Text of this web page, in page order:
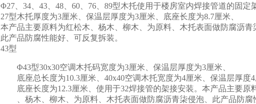
Φ27、34、43、48、60、76、89型木托使用于楼房室内焊接管道的固定
27型木托厚度为3厘米、保温层厚度为3厘米、底座长度为8.7厘米、
本产品主要原料为红松木、杨木、柳木、为原料、木托表面做防腐沥青
此产品防腐性能好、可反复拆装。
43型
Φ43型30x30空调木托码宽度为3厘米、保温层厚度为3厘米、
底座总长度为10.3厘米、40x40空调木托宽度为4厘米、保温层厚度4
底座长度为12.3厘米、使用于32焊接管的架接安装。本产品主要原
、杨木、柳木、为原料、木托表面做防腐沥青柒侵泡、此产品防腐